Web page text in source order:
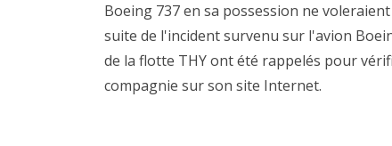
Boeing 737 en sa possession ne
suite de l'incident survenu sur l'avion
de la flotte THY ont été rappelés pour
compagnie sur son site Internet.